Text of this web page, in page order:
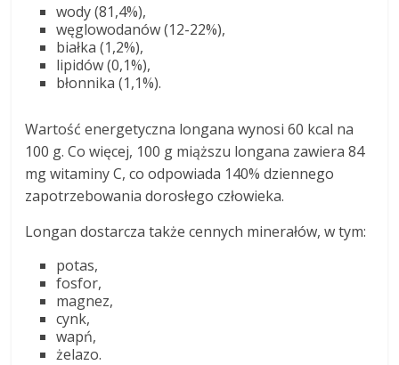
wody (81,4%),
węglowodanów (12-22%),
białka (1,2%),
lipidów (0,1%),
błonnika (1,1%).
Wartość energetyczna longana wynosi 60 kcal na
100 g. Co więcej, 100 g miąższu longana zawiera 84
mg witaminy C, co odpowiada 140% dziennego
zapotrzebowania dorosłego człowieka.
Longan dostarcza także cennych minerałów, w tym:
potas,
fosfor,
magnez,
cynk,
wapń,
żelazo.